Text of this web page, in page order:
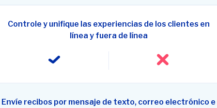
Controle y unifique las experiencias de los clientes en
línea y fuera de línea
Envíe recibos por mensaje de texto, correo electrónico e